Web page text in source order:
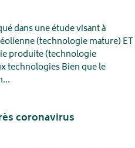
dans une étude visant à
(technologie mature) ET
produite (technologie
technologies Bien que le
coronavirus